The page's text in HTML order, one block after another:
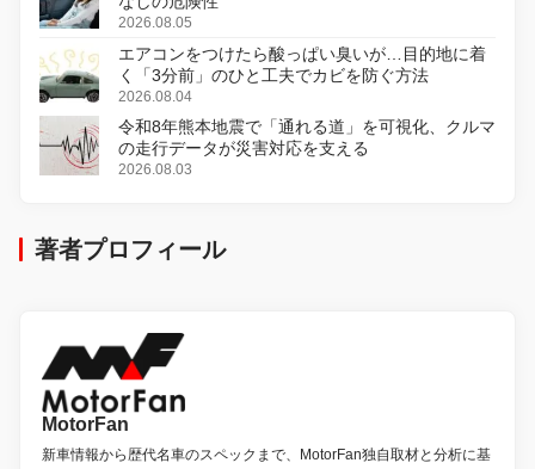
2026.08.05
エアコンをつけたら酸っぱい臭いが…目的地に着
く「3分前」のひと工夫でカビを防ぐ方法
2026.08.04
令和8年熊本地震で「通れる道」を可視化、クルマ
の走行データが災害対応を支える
2026.08.03
著者プロフィール
MotorFan
新車情報から歴代名車のスペックまで、MotorFan独自取材と分析に基